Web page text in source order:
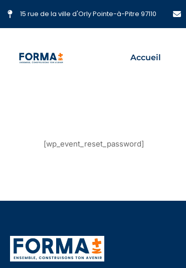
15 rue de la ville d'Orly Pointe-à-Pitre 97110
Accueil
[wp_event_reset_password]